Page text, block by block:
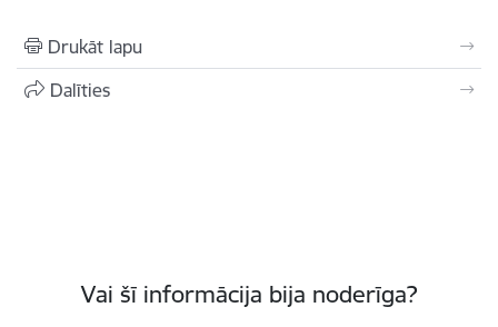
Drukāt lapu
Dalīties
Vai šī informācija bija noderīga?